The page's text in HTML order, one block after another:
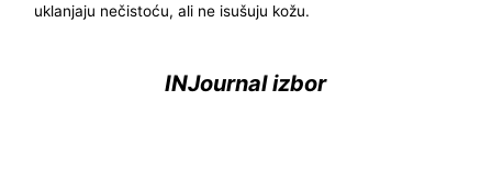
uklanjaju nečistoću, ali ne isušuju kožu.
INJournal izbor